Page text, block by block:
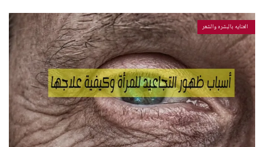
العنايه بالبشره والشعر